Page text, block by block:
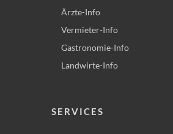
Ärzte-Info
Vermieter-Info
Gastronomie-Info
Landwirte-Info
SERVICES